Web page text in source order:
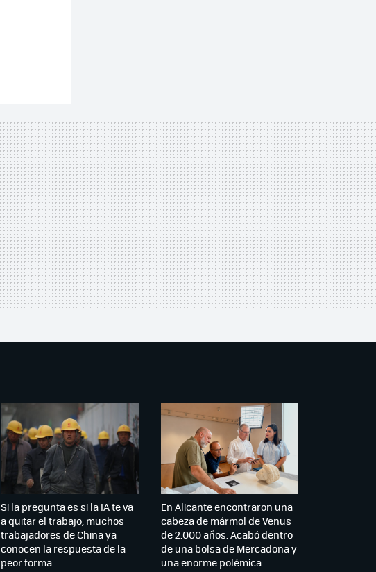
Si la pregunta es si la IA te va
a quitar el trabajo, muchos
trabajadores de China ya
conocen la respuesta de la
peor forma
En Alicante encontraron una
cabeza de mármol de Venus
de 2.000 años. Acabó dentro
de una bolsa de Mercadona y
una enorme polémica